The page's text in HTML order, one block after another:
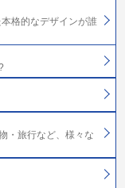
格的なデザインが誰
・旅行など、様々な